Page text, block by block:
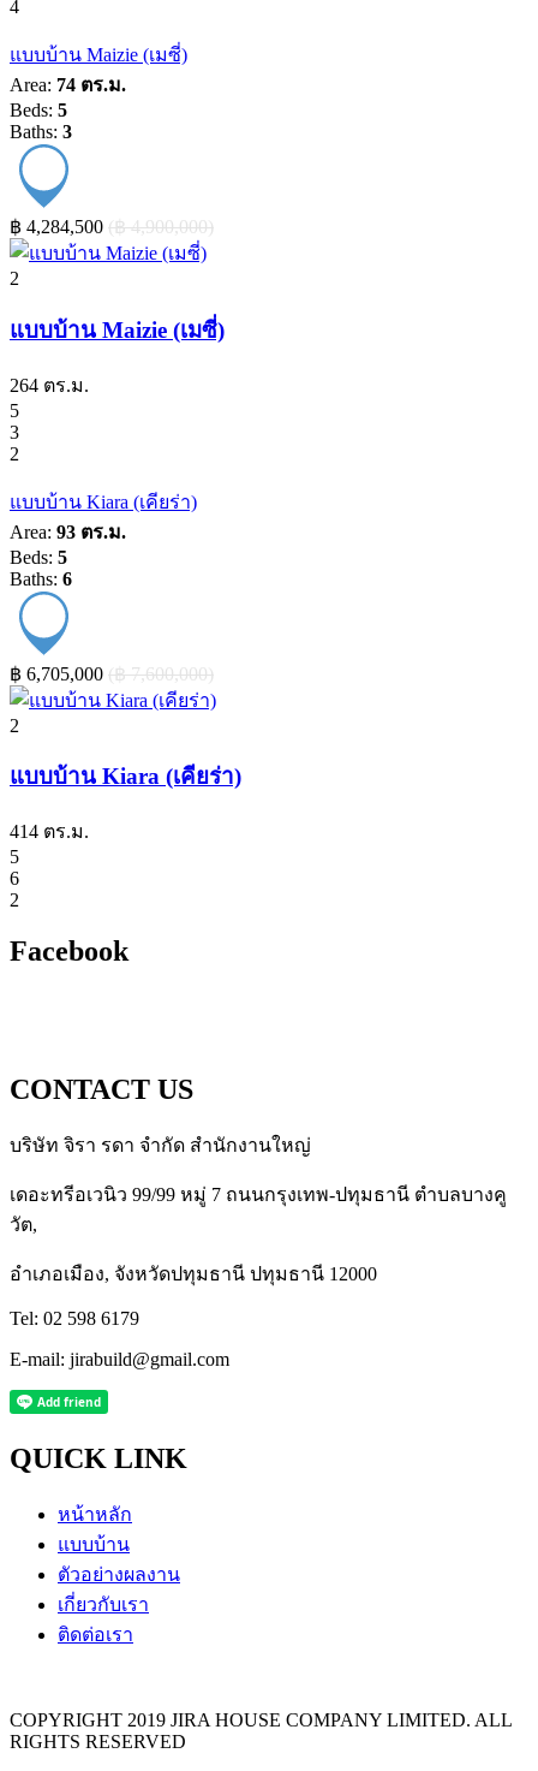
4
แบบบ้าน Maizie (เมซี่)
Area: 74 ตร.ม.
Beds: 5
Baths: 3
‎฿ 4,284,500 (‎฿ 4,900,000)
2
แบบบ้าน Maizie (เมซี่)
264 ตร.ม.
5
3
2
แบบบ้าน Kiara (เคียร่า)
Area: 93 ตร.ม.
Beds: 5
Baths: 6
‎฿ 6,705,000 (‎฿ 7,600,000)
2
แบบบ้าน Kiara (เคียร่า)
414 ตร.ม.
5
6
2
Facebook
CONTACT US
บริษัท จิรา รดา จำกัด สำนักงานใหญ่
เดอะทรีอเวนิว 99/99 หมู่ 7 ถนนกรุงเทพ-ปทุมธานี ตำบลบางคู
วัต,
อำเภอเมือง, จังหวัดปทุมธานี ปทุมธานี 12000
Tel: 02 598 6179
E-mail: jirabuild@gmail.com
QUICK LINK
หน้าหลัก
แบบบ้าน
ตัวอย่างผลงาน
เกี่ยวกับเรา
ติดต่อเรา
COPYRIGHT 2019 JIRA HOUSE COMPANY LIMITED. ALL
RIGHTS RESERVED